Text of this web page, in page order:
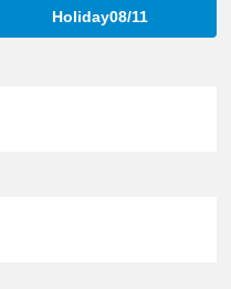
Holiday08/11
Anjō(NH17)いき